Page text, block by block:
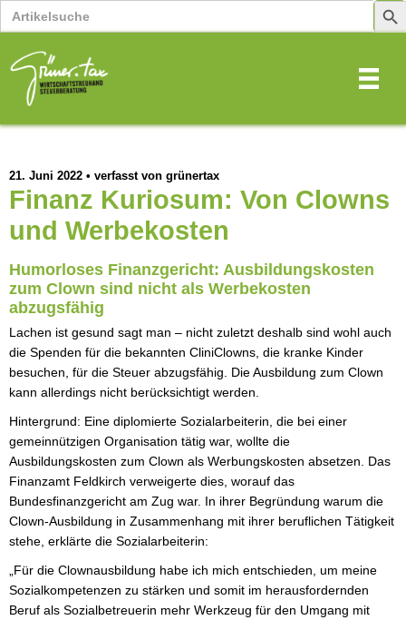
Search
for:
21. Juni 2022 • verfasst von grünertax
Finanz Kuriosum: Von Clowns
und Werbekosten
Humorloses Finanzgericht: Ausbildungskosten
zum Clown sind nicht als Werbekosten
abzugsfähig
Lachen ist gesund sagt man – nicht zuletzt deshalb sind wohl auch
die Spenden für die bekannten CliniClowns, die kranke Kinder
besuchen, für die Steuer abzugsfähig. Die Ausbildung zum Clown
kann allerdings nicht berücksichtigt werden.
Hintergrund: Eine diplomierte Sozialarbeiterin, die bei einer
gemeinnützigen Organisation tätig war, wollte die
Ausbildungskosten zum Clown als Werbungskosten absetzen. Das
Finanzamt Feldkirch verweigerte dies, worauf das
Bundesfinanzgericht am Zug war. In ihrer Begründung warum die
Clown-Ausbildung in Zusammenhang mit ihrer beruflichen Tätigkeit
stehe, erklärte die Sozialarbeiterin:
„Für die Clownausbildung habe ich mich entschieden, um meine
Sozialkompetenzen zu stärken und somit im herausfordernden
Beruf als Sozialbetreuerin mehr Werkzeug für den Umgang mit